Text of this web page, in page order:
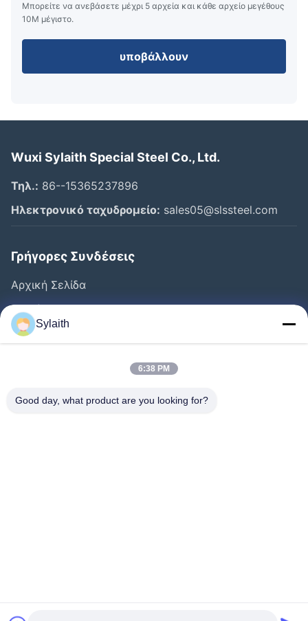
Μπορείτε να ανεβάσετε μέχρι 5 αρχεία και κάθε αρχείο μεγέθους
10M μέγιστο.
υποβάλλουν
Wuxi Sylaith Special Steel Co., Ltd.
Τηλ.: 86--15365237896
Ηλεκτρονικό ταχυδρομείο: sales05@slssteel.com
Γρήγορες Συνδέσεις
Αρχική Σελίδα
Προϊόντα
Βίντεο
Ποιοτικός Έλεγχος
©2026- Wuxi Sylaith Special Steel Co., Ltd.. . Διατηρούνται όλα τα
Sylaith
6:38 PM
Good day, what product are you looking for?